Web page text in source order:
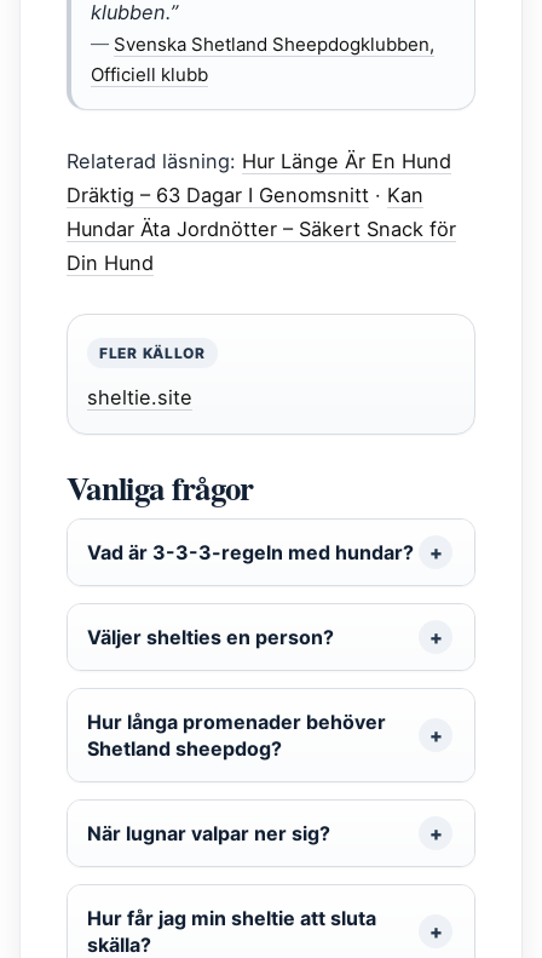
klubben.”
— Svenska Shetland Sheepdogklubben,
Officiell klubb
Relaterad läsning: Hur Länge Är En Hund
Dräktig – 63 Dagar I Genomsnitt · Kan
Hundar Äta Jordnötter – Säkert Snack för
Din Hund
FLER KÄLLOR
sheltie.site
Vanliga frågor
Vad är 3-3-3-regeln med hundar?
Väljer shelties en person?
Hur långa promenader behöver
Shetland sheepdog?
När lugnar valpar ner sig?
Hur får jag min sheltie att sluta
skälla?